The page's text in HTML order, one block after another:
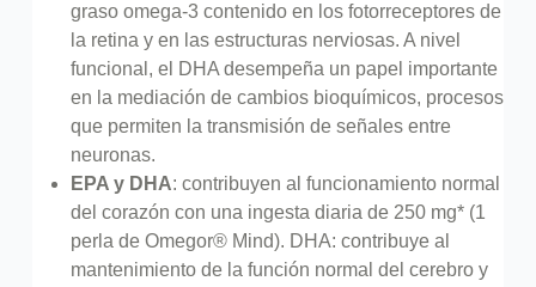
graso omega-3 contenido en los fotorreceptores de
la retina y en las estructuras nerviosas. A nivel
funcional, el DHA desempeña un papel importante
en la mediación de cambios bioquímicos, procesos
que permiten la transmisión de señales entre
neuronas.
EPA y DHA: contribuyen al funcionamiento normal
del corazón con una ingesta diaria de 250 mg* (1
perla de Omegor® Mind). DHA: contribuye al
mantenimiento de la función normal del cerebro y